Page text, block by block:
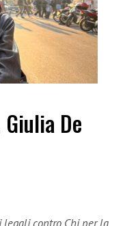
De